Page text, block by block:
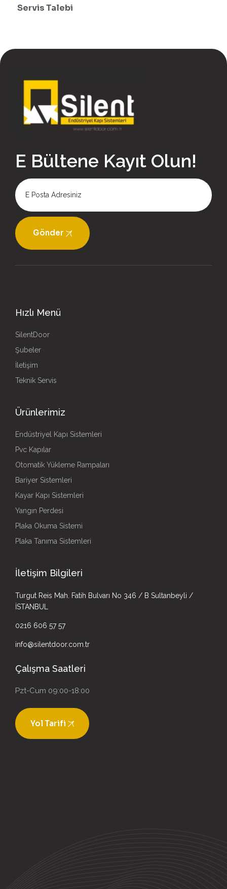
Servis Talebi
E Bültene Kayıt Olun!
Gönder
Hızlı Menü
SilentDoor
Şubeler
İletişim
Teknik Servis
Ürünlerimiz
Endüstriyel Kapı Sistemleri
Pvc Kapılar
Otomatik Yükleme Rampaları
Bariyer Sistemleri
Kayar Kapı Sistemleri
Yangın Perdesi
Plaka Okuma Sistemi
Plaka Tanıma Sistemleri
İletişim Bilgileri
Turgut Reis Mah. Fatih Bulvarı No 346 / B Sultanbeyli /
İSTANBUL
0216 606 57 57
info@silentdoor.com.tr
Çalışma Saatleri
Pzt-Cum 09:00-18:00
Yol Tarifi